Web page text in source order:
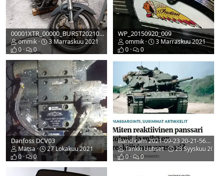
00001XTR_00000_BURST20210323191051
ommik
3 Marraskuu 2021
0
0
WP_20150920_009
ommik
3 Marraskuu 2021
0
0
Danfoss DCV03
Matsa
27 Lokakuu 2021
0
0
Bandicam 2021-09-23 20-21-56-123
Tankki Uutiset
23 Syyskuu
0
0